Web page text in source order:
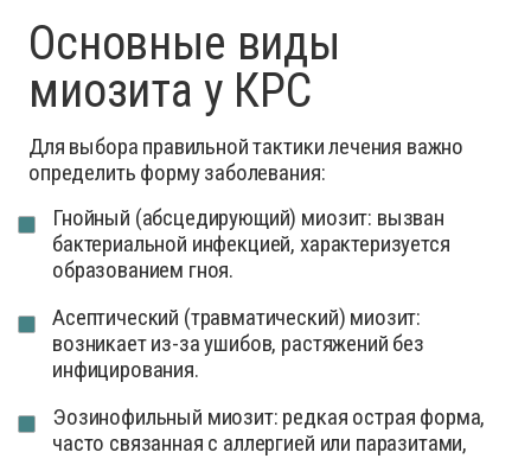
Основные виды
миозита у КРС
Для выбора правильной тактики лечения важно
определить форму заболевания:
Гнойный (абсцедирующий) миозит: вызван
бактериальной инфекцией, характеризуется
образованием гноя.
Асептический (травматический) миозит:
возникает из-за ушибов, растяжений без
инфицирования.
Эозинофильный миозит: редкая острая форма,
часто связанная с аллергией или паразитами,